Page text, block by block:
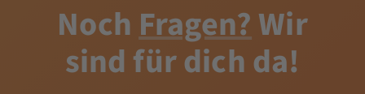
NochFragen?Wir
sind für dich da!